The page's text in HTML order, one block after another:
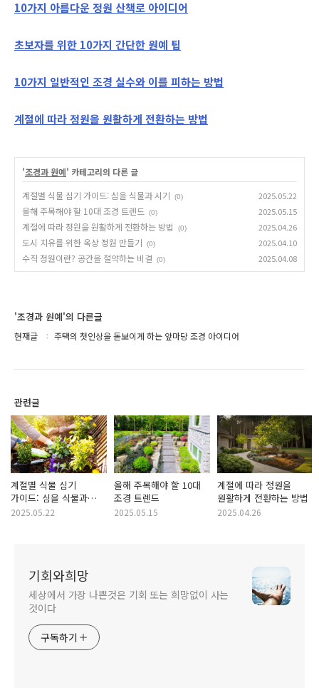
10가지 아름다운 정원 산책로 아이디어
초보자를 위한 10가지 간단한 원예 팁
10가지 일반적인 조경 실수와 이를 피하는 방법
계절에 따라 정원을 원활하게 전환하는 방법
'조경과 원예' 카테고리의 다른 글
계절별 식물 심기 가이드: 심을 식물과 시기
(0) 2025.05.22
올해 주목해야 할 10대 조경 트렌드 (0) 2025.05.15
계절에 따라 정원을 원활하게 전환하는 방법 (0) 2025.04.26
도시 치유를 위한 옥상 정원 만들기 (0) 2025.04.10
수직 정원이란? 공간을 절약하는 비결 (0) 2025.04.08
'조경과 원예'의 다른글
현재글 주택의 첫인상을 돋보이게 하는 앞마당 조경 아이디어
관련글
계절별 식물 심기
가이드: 심을 식물과
시기
2025.05.22
올해 주목해야 할 10대
조경 트렌드
2025.05.15
계절에 따라 정원을
원활하게 전환하는 방법
2025.04.26
기회와희망
세상에서 가장 나쁜것은 기회 또는 희망없이 사는
것이다
구독하기